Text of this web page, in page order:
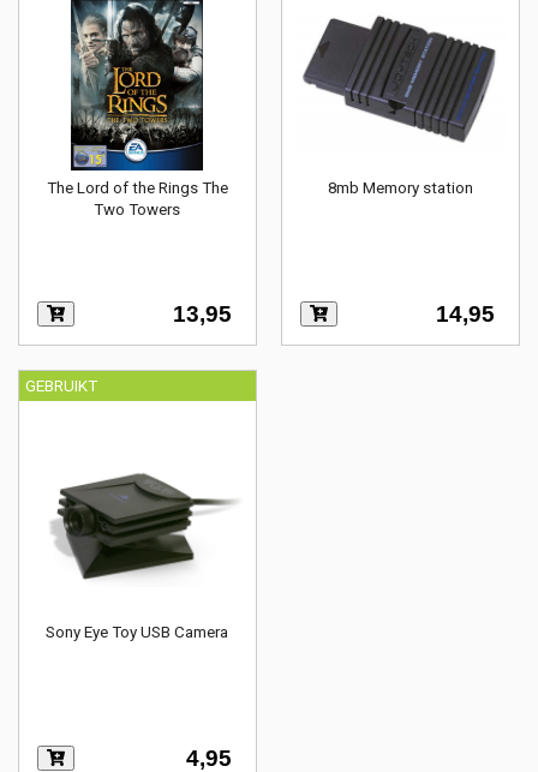
The Lord of the Rings The
Two Towers
13,95
8mb Memory station
14,95
GEBRUIKT
Sony Eye Toy USB Camera
4,95